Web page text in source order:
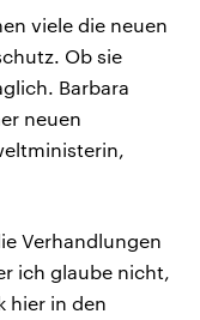
viele die neuen
Ob sie
Barbara
neuen
Verhandlungen
ich glaube nicht,
hier in den